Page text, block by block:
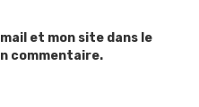
et mon site dans le
commentaire.